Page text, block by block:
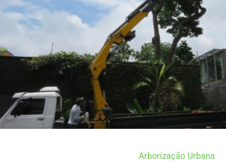
Arborização Urbana